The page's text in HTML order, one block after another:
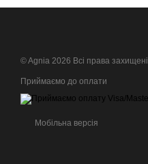
© Agnia 2026 Всі права захищені
Приймаємо до оплати
Мобільна версія